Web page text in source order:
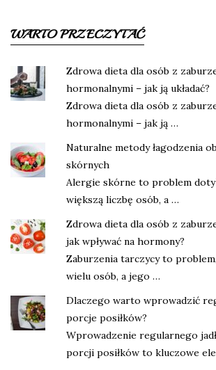
WARTO PRZECZYTAĆ
Zdrowa dieta dla osób z
hormonalnymi – jak ją układać?
Zdrowa dieta dla osób z
hormonalnymi – jak ją …
Naturalne metody łagodzenia
skórnych
Alergie skórne to problem
większą liczbę osób, a …
Zdrowa dieta dla osób z
jak wpływać na hormony?
Zaburzenia tarczycy to
wielu osób, a jego …
Dlaczego warto wprowadzić
porcje posiłków?
Wprowadzenie regularnego
porcji posiłków to kluczowe